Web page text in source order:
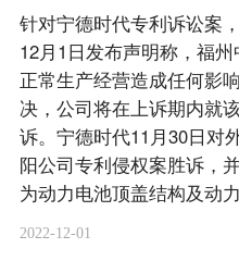
针对宁德时代专利诉讼案
12月1日发布声明称，福
正常生产经营造成任何影
决，公司将在上诉期内就
诉。宁德时代11月30日对
阳公司专利侵权案胜诉，
为动力电池顶盖结构及动
2022-12-01